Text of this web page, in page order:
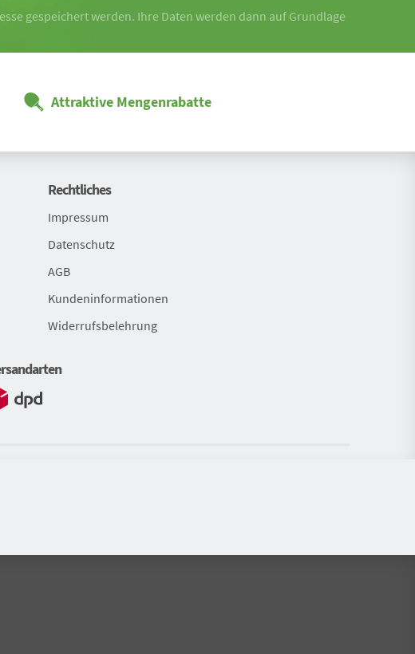
gespeichert werden. Ihre Daten werden dann auf Grundlage
Attraktive Mengenrabatte
Rechtliches
Impressum
Datenschutz
AGB
Kundeninformationen
Widerrufsbelehrung